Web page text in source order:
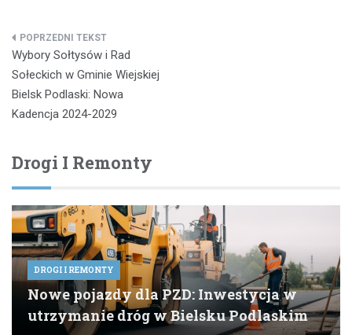
Nawigacja
wpisu
Wybory Sołtysów i Rad
Sołeckich w Gminie Wiejskiej
Bielsk Podlaski: Nowa
Kadencja 2024-2029
Drogi I Remonty
DROGI I REMONTY
Nowe pojazdy dla PZD: Inwestycja w
utrzymanie dróg w Bielsku Podlaskim